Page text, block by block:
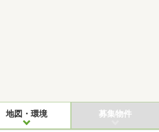
地図・環境 募集物件